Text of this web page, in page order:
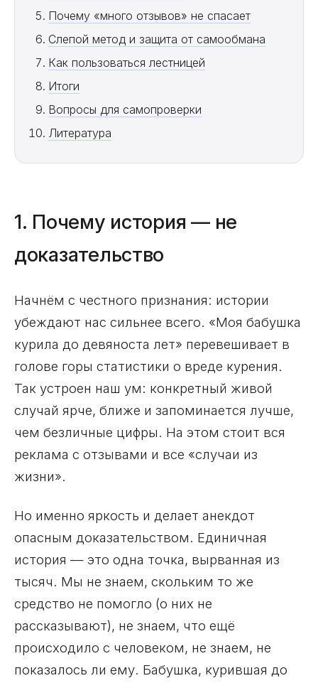
Почему «много отзывов» не спасает
Слепой метод и защита от самообмана
Как пользоваться лестницей
Итоги
Вопросы для самопроверки
Литература
1. Почему история — не
доказательство
Начнём с честного признания: истории
убеждают нас сильнее всего. «Моя бабушка
курила до девяноста лет» перевешивает в
голове горы статистики о вреде курения.
Так устроен наш ум: конкретный живой
случай ярче, ближе и запоминается лучше,
чем безличные цифры. На этом стоит вся
реклама с отзывами и все «случаи из
жизни».
Но именно яркость и делает анекдот
опасным доказательством. Единичная
история — это одна точка, вырванная из
тысяч. Мы не знаем, скольким то же
средство не помогло (о них не
рассказывают), не знаем, что ещё
происходило с человеком, не знаем, не
показалось ли ему. Бабушка, курившая до